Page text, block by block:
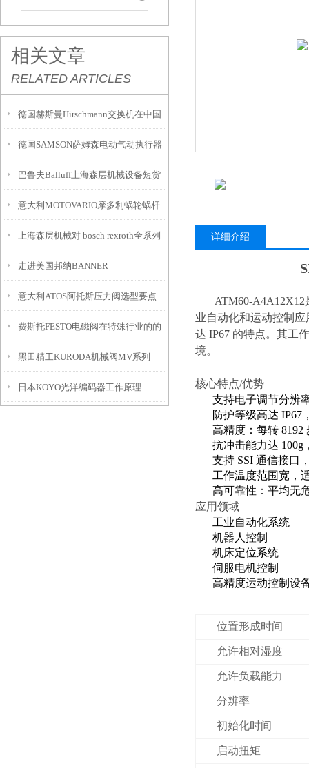
相关文章
RELATED ARTICLES
德国赫斯曼Hirschmann交换机在中国
德国SAMSON萨姆森电动气动执行器
3372技术参数
巴鲁夫Balluff上海森层机械设备短货
期型号提供
意大利MOTOVARIO摩多利蜗轮蜗杆
电机选型要点
上海森层机械对 bosch rexroth全系列
气动产品的了解
走进美国邦纳BANNER
意大利ATOS阿托斯压力阀选型要点
费斯托FESTO电磁阀在特殊行业的的
突出贡献
黑田精工KURODA机械阀MV系列
日本KOYO光洋编码器工作原理
详细介绍
ATM60-A4A12X12
业自动化和运动控制
达 IP67 的特点。其工
境。
核心特点/优势
支持电子调节分辨
防护等级高达 IP67
高精度：每转 8192
抗冲击能力达 100g
支持 SSI 通信接口
工作温度范围宽，
高可靠性：平均无
应用领域
工业自动化系统
机器人控制
机床定位系统
伺服电机控制
高精度运动控制设
位置形成时间
允许相对湿度
允许负载能力
分辨率
初始化时间
启动扭矩